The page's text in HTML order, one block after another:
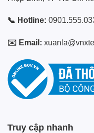
📞 Hotline:
✉️ Email:
Truy cập nhanh